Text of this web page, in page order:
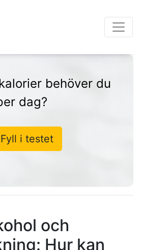
behöver du
dag?
Fyll i testet
och
Hur kan